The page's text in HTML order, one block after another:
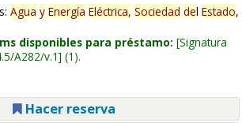
Agua y Energía Eléctrica, Sociedad del Estado,
disponibles para préstamo: Signatura
A282/v.1 (1).
Hacer reserva